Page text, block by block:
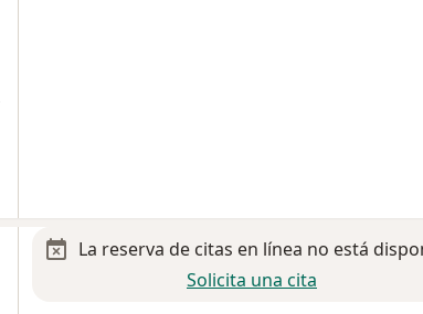
La reserva de citas en línea no está
Solicita una cita